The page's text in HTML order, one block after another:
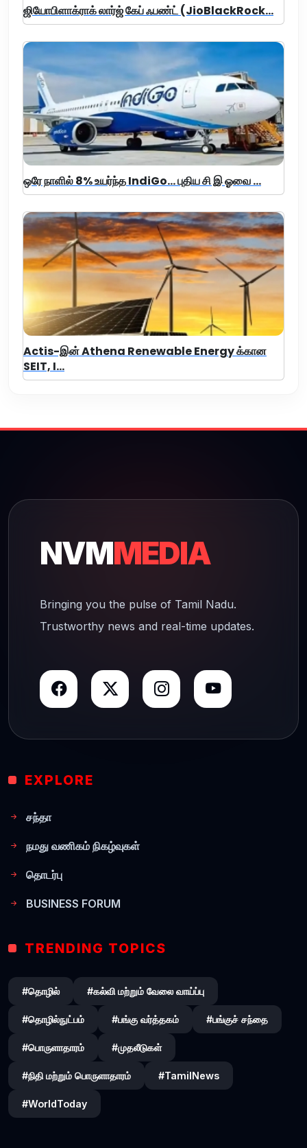
ஜியோபிளாக்ராக் லார்ஜ் கேப் ஃபண்ட் (JioBlackRock...
ஒரே நாளில் 8% உயர்ந்த IndiGo... புதிய சி இ ஓவை ...
Actis-இன் Athena Renewable Energy க்கான
SEIT, I...
NVMMEDIA
Bringing you the pulse of Tamil Nadu.
Trustworthy news and real-time updates.
EXPLORE
சந்தா
நமது வணிகம் நிகழ்வுகள்
தொடர்பு
BUSINESS FORUM
TRENDING TOPICS
#தொழில் #கல்வி மற்றும் வேலை வாய்ப்பு
#தொழில்நுட்பம் #பங்கு வர்த்தகம் #பங்குச் சந்தை
#பொருளாதாரம் #முதலீடுகள்
#நிதி மற்றும் பொருளாதாரம் #TamilNews
#WorldToday